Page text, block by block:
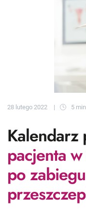
28 lutego 2022 5 min
Kalendarz
pacjenta
po zabiegu